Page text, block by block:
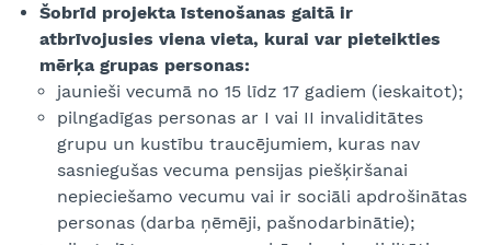
Šobrīd projekta īstenošanas gaitā ir
atbrīvojusies viena vieta, kurai var pieteikties
mērķa grupas personas:
jaunieši vecumā no 15 līdz 17 gadiem (ieskaitot);
pilngadīgas personas ar I vai II invaliditātes
grupu un kustību traucējumiem, kuras nav
sasniegušas vecuma pensijas piešķiršanai
nepieciešamo vecumu vai ir sociāli apdrošinātas
personas (darba ņēmēji, pašnodarbinātie);